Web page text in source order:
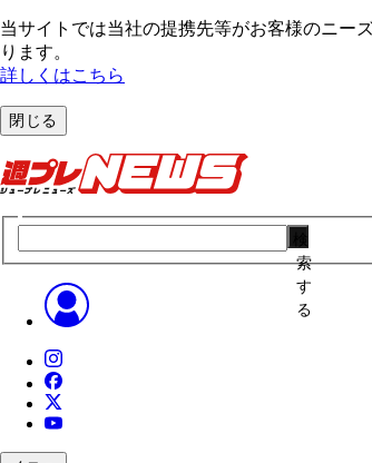
当サイトでは当社の提携先等がお客様のニー
ります。
詳しくはこちら
閉じる
索
す
る